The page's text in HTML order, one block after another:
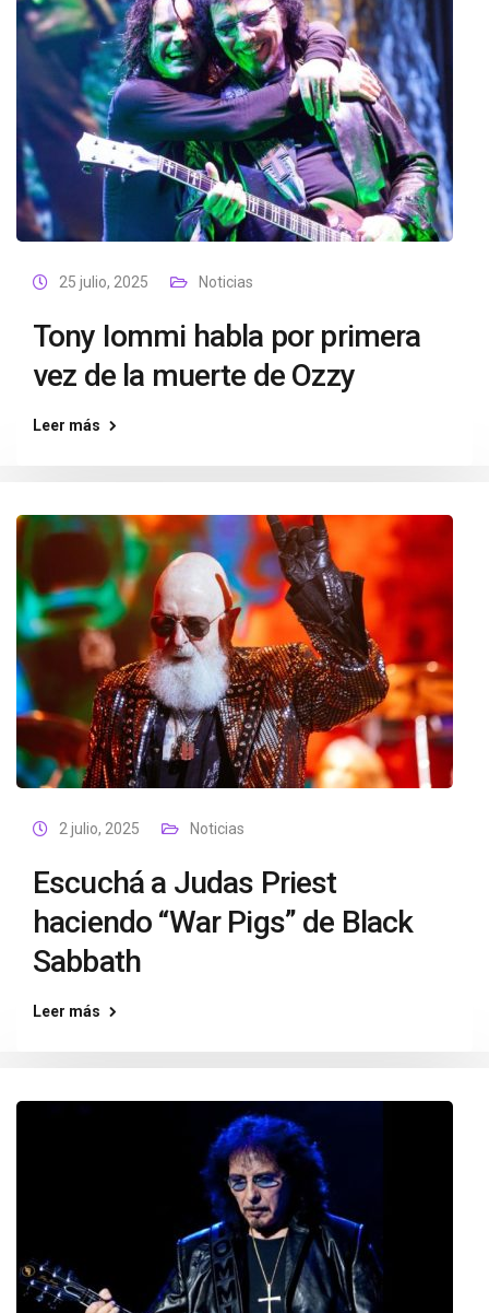
25 julio, 2025 Noticias
Tony Iommi habla por primera
vez de la muerte de Ozzy
Leer más
2 julio, 2025 Noticias
Escuchá a Judas Priest
haciendo “War Pigs” de Black
Sabbath
Leer más